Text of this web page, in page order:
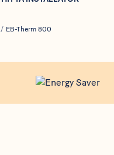
/ EB-Therm 800